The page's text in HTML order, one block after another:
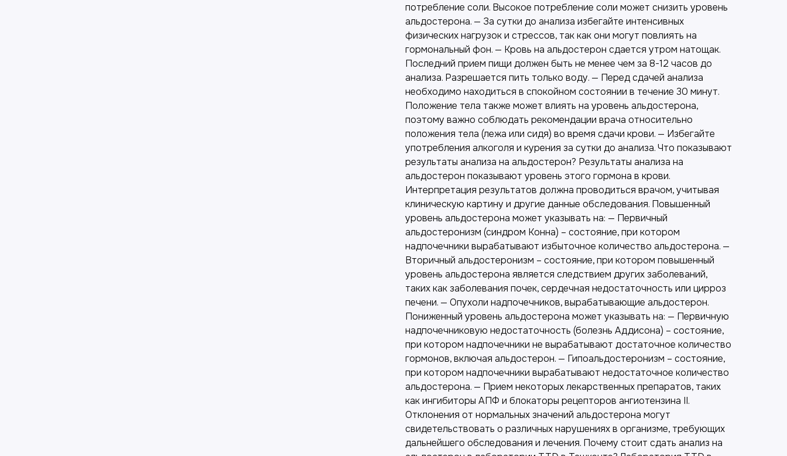
потребление соли. Высокое потребление соли может снизить уровень
альдостерона. — За сутки до анализа избегайте интенсивных
физических нагрузок и стрессов, так как они могут повлиять на
гормональный фон. — Кровь на альдостерон сдается утром натощак.
Последний прием пищи должен быть не менее чем за 8-12 часов до
анализа. Разрешается пить только воду. — Перед сдачей анализа
необходимо находиться в спокойном состоянии в течение 30 минут.
Положение тела также может влиять на уровень альдостерона,
поэтому важно соблюдать рекомендации врача относительно
положения тела (лежа или сидя) во время сдачи крови. — Избегайте
употребления алкоголя и курения за сутки до анализа. Что показывают
результаты анализа на альдостерон? Результаты анализа на
альдостерон показывают уровень этого гормона в крови.
Интерпретация результатов должна проводиться врачом, учитывая
клиническую картину и другие данные обследования. Повышенный
уровень альдостерона может указывать на: — Первичный
альдостеронизм (синдром Конна) – состояние, при котором
надпочечники вырабатывают избыточное количество альдостерона. —
Вторичный альдостеронизм – состояние, при котором повышенный
уровень альдостерона является следствием других заболеваний,
таких как заболевания почек, сердечная недостаточность или цирроз
печени. — Опухоли надпочечников, вырабатывающие альдостерон.
Пониженный уровень альдостерона может указывать на: — Первичную
надпочечниковую недостаточность (болезнь Аддисона) – состояние,
при котором надпочечники не вырабатывают достаточное количество
гормонов, включая альдостерон. — Гипоальдостеронизм – состояние,
при котором надпочечники вырабатывают недостаточное количество
альдостерона. — Прием некоторых лекарственных препаратов, таких
как ингибиторы АПФ и блокаторы рецепторов ангиотензина II.
Отклонения от нормальных значений альдостерона могут
свидетельствовать о различных нарушениях в организме, требующих
дальнейшего обследования и лечения. Почему стоит сдать анализ на